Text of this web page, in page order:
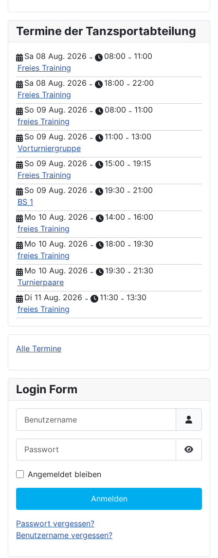
Termine der Tanzsportabteilung
Sa 08 Aug. 2026 - 08:00 - 11:00
Freies Training
Sa 08 Aug. 2026 - 18:00 - 22:00
Freies Training
So 09 Aug. 2026 - 08:00 - 11:00
freies Training
So 09 Aug. 2026 - 11:00 - 13:00
Vorturniergruppe
So 09 Aug. 2026 - 15:00 - 19:15
Freies Training
So 09 Aug. 2026 - 19:30 - 21:00
BS 1
Mo 10 Aug. 2026 - 14:00 - 16:00
freies Training
Mo 10 Aug. 2026 - 18:00 - 19:30
freies Training
Mo 10 Aug. 2026 - 19:30 - 21:30
Turnierpaare
Di 11 Aug. 2026 - 11:30 - 13:30
freies Training
Alle Termine
Login Form
Angemeldet bleiben
Anmelden
Passwort vergessen?
Benutzername vergessen?